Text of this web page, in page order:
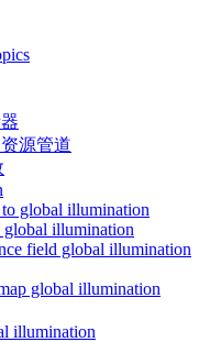
源管道
global illumination
illumination
field global illumination
global illumination
illumination